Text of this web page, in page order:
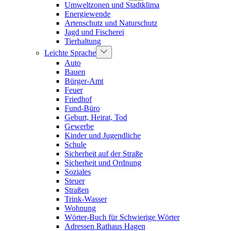
Umweltzonen und Stadtklima
Energiewende
Artenschutz und Naturschutz
Jagd und Fischerei
Tierhaltung
Leichte Sprache
Auto
Bauen
Bürger-Amt
Feuer
Friedhof
Fund-Büro
Geburt, Heirat, Tod
Gewerbe
Kinder und Jugendliche
Schule
Sicherheit auf der Straße
Sicherheit und Ordnung
Soziales
Steuer
Straßen
Trink-Wasser
Wohnung
Wörter-Buch für Schwierige Wörter
Adressen Rathaus Hagen